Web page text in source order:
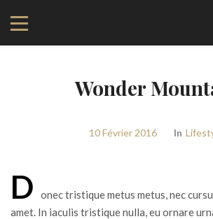
Wonder
10 Février 2016 In
D
onec tristique metus metus, nec
amet. In iaculis tristique nulla, eu ornare